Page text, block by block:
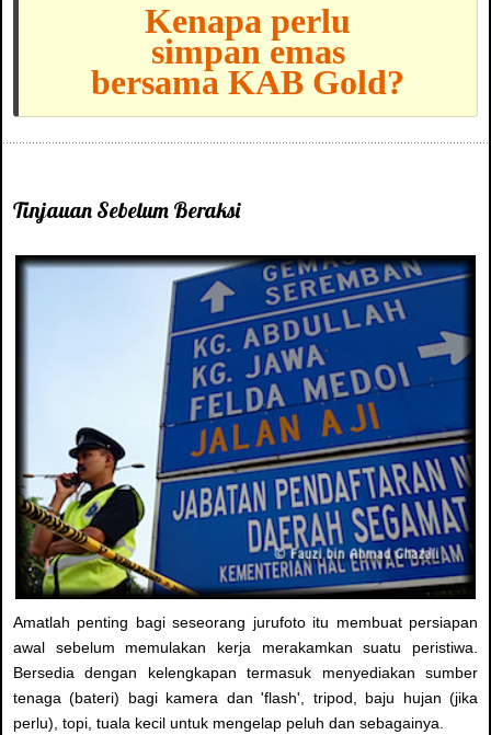
Kenapa perlu
simpan emas
bersama KAB Gold?
Tinjauan Sebelum Beraksi
Amatlah penting bagi seseorang jurufoto itu membuat persiapan
awal sebelum memulakan kerja merakamkan suatu peristiwa.
Bersedia dengan kelengkapan termasuk menyediakan sumber
tenaga (bateri) bagi kamera dan 'flash', tripod, baju hujan (jika
perlu), topi, tuala kecil untuk mengelap peluh dan sebagainya.